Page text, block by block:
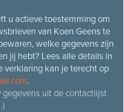
u actieve toestemming om
van Koen Geens te
welke gegevens zijn
jij hebt? Lees alle details in
verklaring kan je terecht op
.
uit de contactlijst